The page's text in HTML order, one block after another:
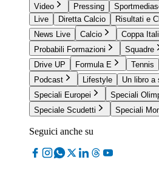
Video Pressing
Live
Diretta Calcio
Risultati e
News Live
Calcio Coppa
Probabili Formazioni
Squadre
Drive UP
Formula E Tennis
Podcast
Lifestyle
Un libro a
Speciali Europei
Speciali
Speciale Scudetti
Speciali
Seguici anche su